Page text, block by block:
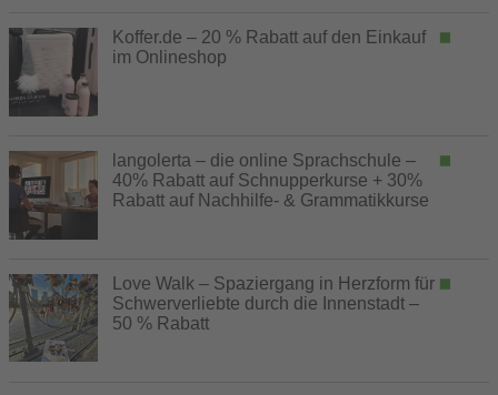
Koffer.de – 20 % Rabatt auf den Einkauf
im Onlineshop
langolerta – die online Sprachschule –
40% Rabatt auf Schnupperkurse + 30%
Rabatt auf Nachhilfe- & Grammatikkurse
Love Walk – Spaziergang in Herzform für
Schwerverliebte durch die Innenstadt –
50 % Rabatt